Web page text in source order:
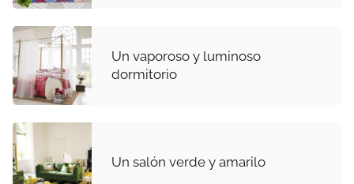
Un vaporoso y luminoso
dormitorio
Un salón verde y amarilo